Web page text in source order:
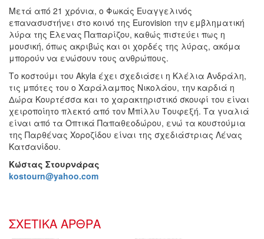
Μετά από 21 χρόνια, ο Φωκάς Ευαγγελινός
επανασυστήνει στο κοινό της Eurovision την εμβληματική
λύρα της Έλενας Παπαρίζου, καθώς πιστεύει πως η
μουσική, όπως ακριβώς και οι χορδές της λύρας, ακόμα
μπορούν να ενώσουν τους ανθρώπους.
Το κοστούμι του Akyla έχει σχεδιάσει η Κλέλια Ανδράλη,
τις μπότες του ο Χαράλαμπος Νικολάου, την καρδιά η
Δώρα Κουρτέσσα και το χαρακτηριστικό σκουφί του είναι
χειροποίητο πλεκτό από τον Μπίλλυ Τουφεξή. Τα γυαλιά
είναι από τα Οπτικά Παπαθεοδώρου, ενώ τα κουστούμια
της Παρθένας Χοροζίδου είναι της σχεδιάστριας Λένας
Κατσανίδου.
Kώστας Στουρνάρας
kostourn@yahoo.com
ΣΧΕΤΙΚΑ ΑΡΘΡΑ